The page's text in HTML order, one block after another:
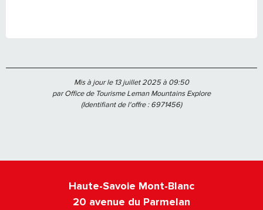
Mis à jour le 13 juillet 2025 à 09:50
par Office de Tourisme Leman Mountains Explore
(Identifiant de l'offre :6971456)
Haute-Savoie Mont-Blanc
20 avenue du Parmelan